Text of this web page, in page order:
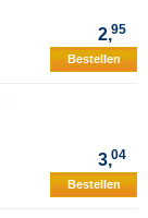
2,95
Bestellen
3,04
Bestellen